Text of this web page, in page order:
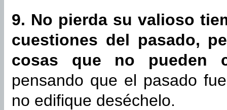
9. No pierda su valioso
cuestiones del pasado,
cosas que no pueden
pensando que el pasado
no edifique deséchelo.